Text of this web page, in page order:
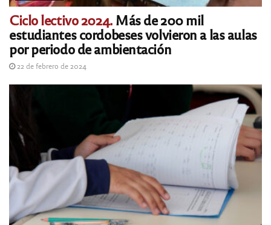
Ciclo lectivo 2024.Más de 200 mil
estudiantes cordobeses volvieron a las aulas
por periodo de ambientación
22 de febrero de 2024